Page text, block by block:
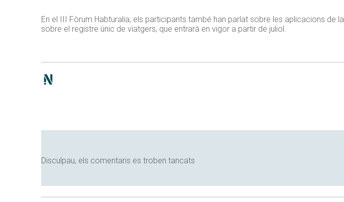
En el III Fòrum Habturalia, els participants també han parlat sobre les aplicacions de la
sobre el registre únic de viatgers, que entrarà en vigor a partir de juliol.
Disculpau, els comentaris es troben tancats